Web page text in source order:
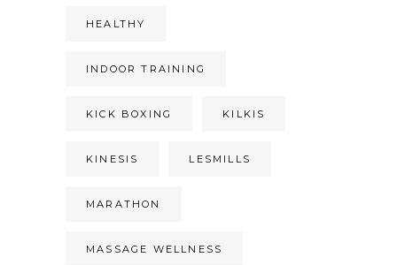
HEALTHY
INDOOR TRAINING
KICK BOXING KILKIS
KINESIS LESMILLS
MARATHON
MASSAGE WELLNESS